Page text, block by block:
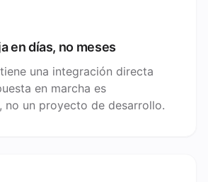
en días, no meses
una integración directa
en marcha es
no un proyecto de desarrollo.